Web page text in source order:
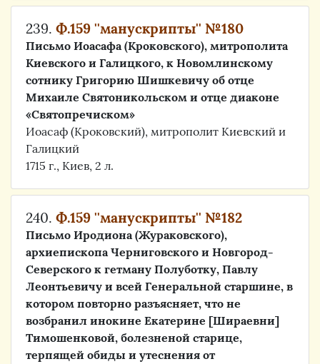
239. Ф.159 ''манускрипты'' №180
Письмо Иоасафа (Кроковского), митрополита
Киевского и Галицкого, к Новомлинскому
сотнику Григорию Шишкевичу об отце
Михаиле Святоникольском и отце диаконе
«Святопречиском»
Иоасаф (Кроковский), митрополит Киевский и
Галицкий
1715 г., Киев, 2 л.
240. Ф.159 ''манускрипты'' №182
Письмо Иродиона (Жураковского),
архиепископа Черниговского и Новгород-
Северского к гетману Полуботку, Павлу
Леонтьевичу и всей Генеральной старшине, в
котором повторно разъясняет, что не
возбранил инокине Екатерине [Шираевни]
Тимошенковой, болезненой старице,
терпящей обиды и утеснения от